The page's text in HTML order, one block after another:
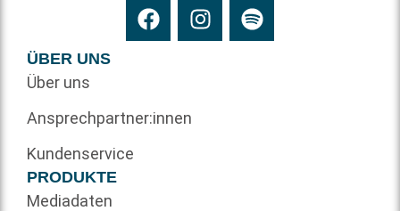
ÜBER UNS
Über uns
Ansprechpartner:innen
Kundenservice
PRODUKTE
Mediadaten